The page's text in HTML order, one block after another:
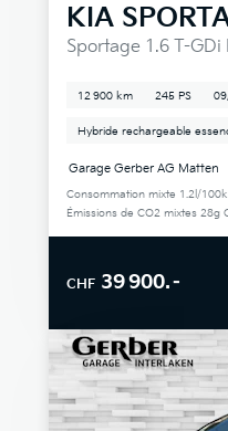
KIA
Sportage 1.6 T-GDi
12 900 km 245 PS
Hybride rechargeable
Garage Gerber AG Matten
Consommation mixte 1.2l/
Émissions de CO2 mixtes 28g
CHF 39 900.–